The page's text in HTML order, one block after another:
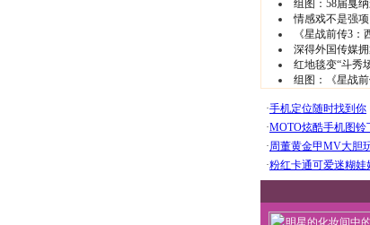
组图：58届戛
情感戏不是强
《星战前传3
深得外国传媒
红地毯变“斗秀
组图：《星战